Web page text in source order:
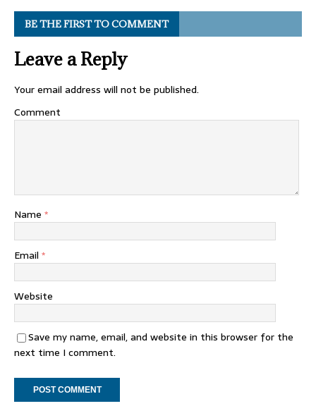
BE THE FIRST TO COMMENT
Leave a Reply
Your email address will not be published.
Comment
Name *
Email *
Website
Save my name, email, and website in this browser for the
next time I comment.